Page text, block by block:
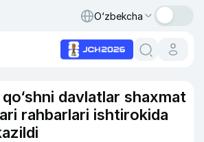
O‘zbekcha
davlatlar shaxmat
rahbarlari ishtirokida